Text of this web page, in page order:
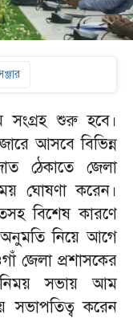
শুরু হবে।
আসবে বিভিন্ন
ঠেকাতে জেলা
ঘোষণা করেন।
বিশেষ কারণে
অনুমতি নিয়ে আগে
জেলা প্রশাসকের
সভায় আম
সভাপতিত্ব করেন